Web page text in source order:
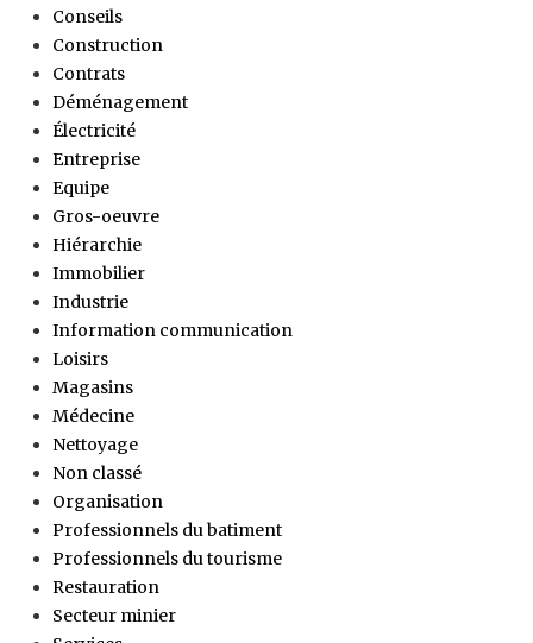
Conseils
Construction
Contrats
Déménagement
Électricité
Entreprise
Equipe
Gros-oeuvre
Hiérarchie
Immobilier
Industrie
Information communication
Loisirs
Magasins
Médecine
Nettoyage
Non classé
Organisation
Professionnels du batiment
Professionnels du tourisme
Restauration
Secteur minier